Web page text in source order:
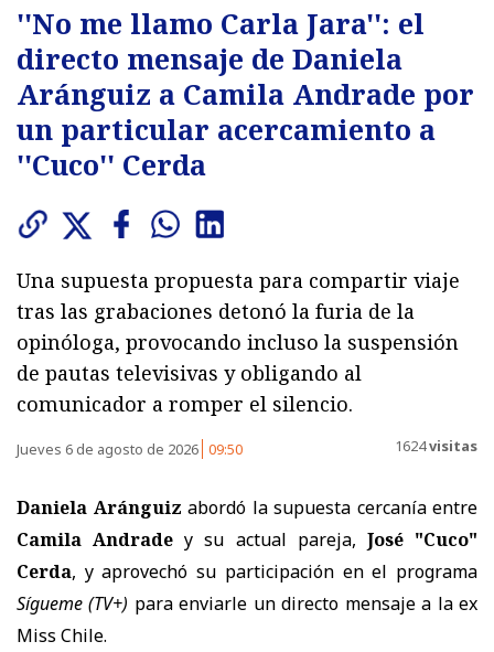
''No me llamo Carla Jara'': el
directo mensaje de Daniela
Aránguiz a Camila Andrade por
un particular acercamiento a
''Cuco'' Cerda
Una supuesta propuesta para compartir viaje
tras las grabaciones detonó la furia de la
opinóloga, provocando incluso la suspensión
de pautas televisivas y obligando al
comunicador a romper el silencio.
Jueves 6 de agosto de 2026 09:50 1624visitas
Daniela Aránguiz abordó la supuesta cercanía entre
Camila Andrade y su actual pareja, José "Cuco"
Cerda, y aprovechó su participación en el programa
Sígueme (TV+) para enviarle un directo mensaje a la ex
Miss Chile.